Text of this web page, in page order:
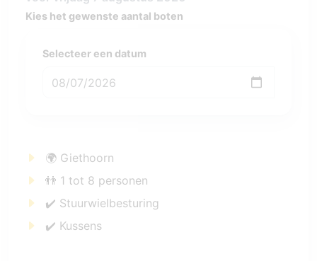
Kies het gewenste aantal boten
Selecteer een datum
🌍 Giethoorn
👬 1 tot 8 personen
✔️ Stuurwielbesturing
✔️ Kussens